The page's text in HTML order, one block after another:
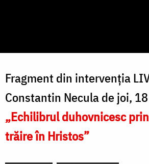
Fragment din intervenția
Constantin Necula de joi,
„Echilibrul duhovnicesc
trăire în Hristos”